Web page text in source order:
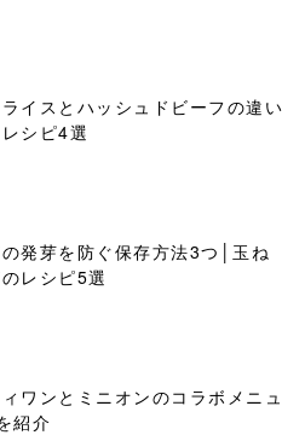
イスとハッシュドビーフの違い
シピ4選
発芽を防ぐ保存方法3つ│玉ね
レシピ5選
ワンとミニオンのコラボメニュ
紹介